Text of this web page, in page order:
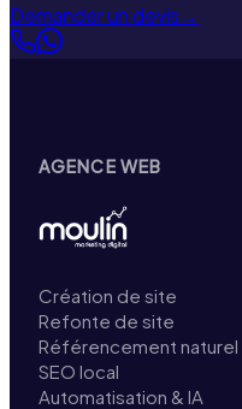
Demander un devis→
AGENCE WEB
Création de site
Refonte de site
Référencement naturel
SEO local
Automatisation & IA